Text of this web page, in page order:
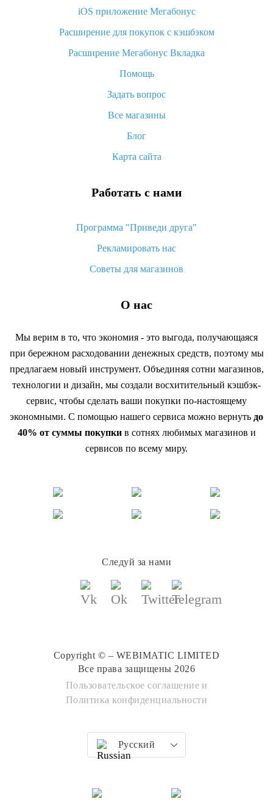
Что такое баллы на Алиэкспресс, как их получить и
«AliExpress Standard Shipping»: что это за метод доставки и
как его отслеживать
Как покупать оптом на Алиэкспресс
Что делать, если не пришел товар с Алиэкспресс
возврата денег
iOS приложение Мегабонус
Расширение для покупок с кэшбэком
Расширение Мегабонус Вкладка
Помощь
Задать вопрос
Все магазины
Блог
Карта сайта
Работать с нами
Программа "Приведи друга"
Рекламировать нас
Советы для магазинов
О нас
Мы верим в то, что экономия - это выгода, получающаяся
при бережном расходовании денежных средств, поэтому мы
предлагаем новый инструмент. Объединяя сотни магазинов,
технологии и дизайн, мы создали восхитительный кэшбэк-
сервис, чтобы сделать ваши покупки по-настоящему
экономными. С помощью нашего сервиса можно вернуть до
40% от суммы покупкив сотнях любимых магазинов и
сервисов по всему миру.
Следуй за нами
Copyright © – WEBIMATIC LIMITED
Все права защищены 2026
Пользовательское соглашение и
Политика конфиденциальности
Русский